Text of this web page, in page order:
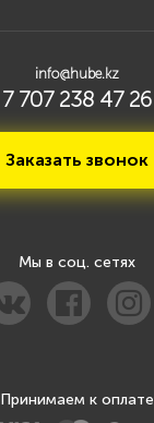
info@hube.kz
7 707 238 47 26
Заказать звонок
Мы в соц. сетях
Принимаем к оплате